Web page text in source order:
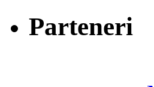
Parteneri